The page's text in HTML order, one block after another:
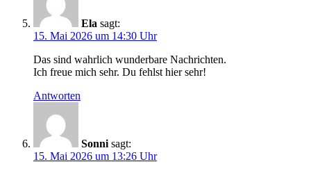
Ela sagt:
15. Mai 2026 um 14:30 Uhr
Das sind wahrlich wunderbare Nachrichten.
Ich freue mich sehr. Du fehlst hier sehr!
Antworten
Sonni sagt:
15. Mai 2026 um 13:26 Uhr